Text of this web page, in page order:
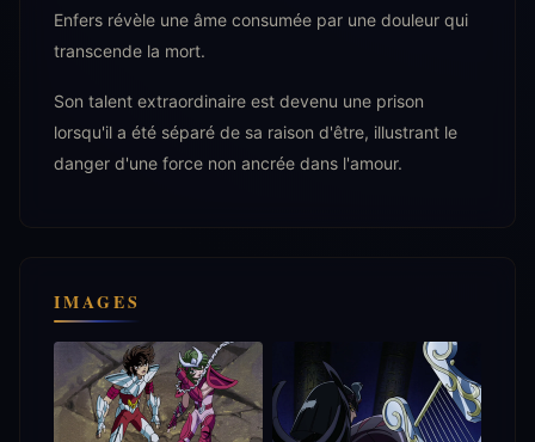
Enfers révèle une âme consumée par une douleur qui
transcende la mort.
Son talent extraordinaire est devenu une prison
lorsqu'il a été séparé de sa raison d'être, illustrant le
danger d'une force non ancrée dans l'amour.
IMAGES